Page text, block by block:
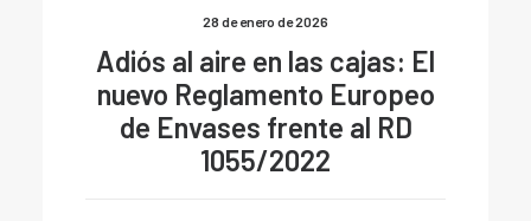
28 de enero de 2026
Adiós al aire en las cajas: El
nuevo Reglamento Europeo
de Envases frente al RD
1055/2022